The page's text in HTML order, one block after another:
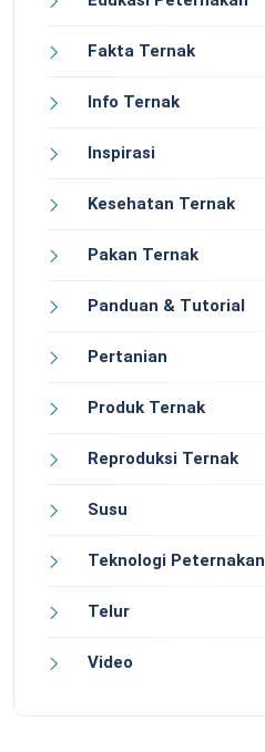
Fakta Ternak
Info Ternak
Inspirasi
Kesehatan Ternak
Pakan Ternak
Panduan & Tutorial
Pertanian
Produk Ternak
Reproduksi Ternak
Susu
Teknologi Peternakan
Telur
Video